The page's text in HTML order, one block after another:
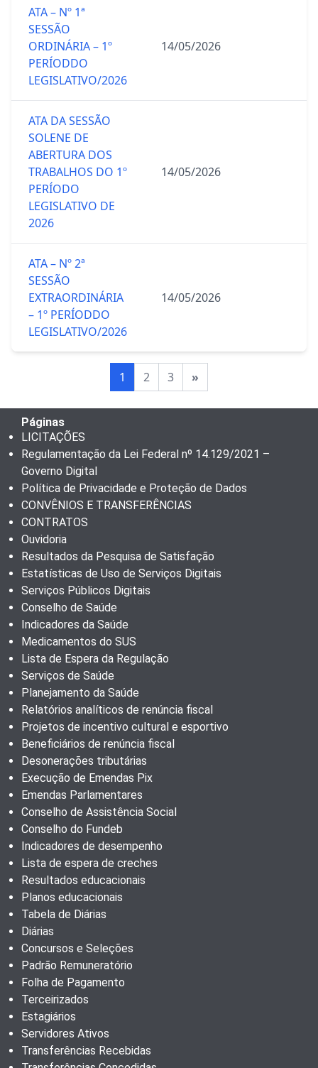
ATA – Nº 1ª
SESSÃO
ORDINÁRIA – 1º
PERÍODDO
LEGISLATIVO/2026
14/05/2026
ATA DA SESSÃO
SOLENE DE
ABERTURA DOS
TRABALHOS DO 1º
PERÍODO
LEGISLATIVO DE
2026
14/05/2026
ATA – Nº 2ª
SESSÃO
EXTRAORDINÁRIA
– 1º PERÍODDO
LEGISLATIVO/2026
14/05/2026
1 2 3 »
Páginas
LICITAÇÕES
Regulamentação da Lei Federal nº 14.129/2021 –
Governo Digital
Política de Privacidade e Proteção de Dados
CONVÊNIOS E TRANSFERÊNCIAS
CONTRATOS
Ouvidoria
Resultados da Pesquisa de Satisfação
Estatísticas de Uso de Serviços Digitais
Serviços Públicos Digitais
Conselho de Saúde
Indicadores da Saúde
Medicamentos do SUS
Lista de Espera da Regulação
Serviços de Saúde
Planejamento da Saúde
Relatórios analíticos de renúncia fiscal
Projetos de incentivo cultural e esportivo
Beneficiários de renúncia fiscal
Desonerações tributárias
Execução de Emendas Pix
Emendas Parlamentares
Conselho de Assistência Social
Conselho do Fundeb
Indicadores de desempenho
Lista de espera de creches
Resultados educacionais
Planos educacionais
Tabela de Diárias
Diárias
Concursos e Seleções
Padrão Remuneratório
Folha de Pagamento
Terceirizados
Estagiários
Servidores Ativos
Transferências Recebidas